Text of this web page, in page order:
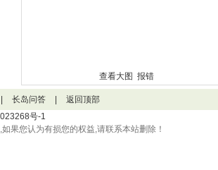
查看大图 报错
长岛问答
返回顶部
号-1
果您认为有损您的权益,请联系本站删除！